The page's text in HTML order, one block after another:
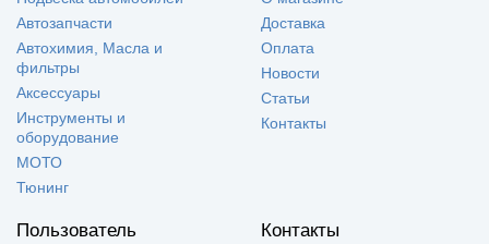
Автозапчасти
Автохимия, Масла и
фильтры
Аксессуары
Инструменты и
оборудование
МОТО
Тюнинг
Доставка
Оплата
Новости
Статьи
Контакты
Пользователь Контакты